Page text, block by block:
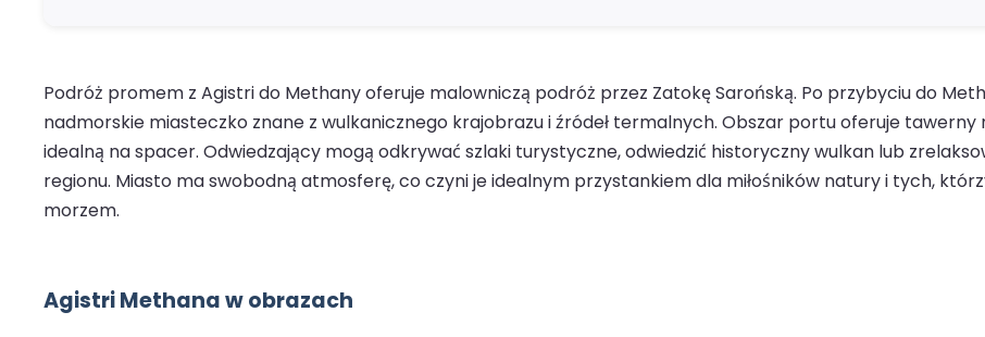
Podróż promem z Agistri do Methany oferuje malowniczą podróż przez Zatokę Sarońską. Po przybyciu do
nadmorskie miasteczko znane z wulkanicznego krajobrazu i źródeł termalnych. Obszar portu oferuje
idealną na spacer. Odwiedzający mogą odkrywać szlaki turystyczne, odwiedzić historyczny wulkan lub
regionu. Miasto ma swobodną atmosferę, co czyni je idealnym przystankiem dla miłośników natury i tych,
morzem.
Agistri Methana w obrazach